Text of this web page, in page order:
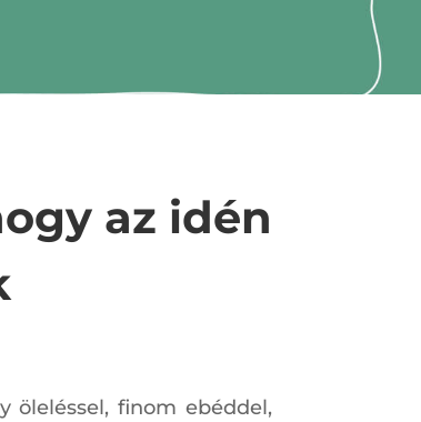
az idén
öleléssel, finom ebéddel,